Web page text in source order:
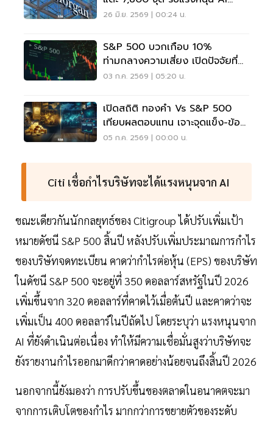
จับตาเฟดกดดันตลาด
26 มิ.ย. 2569 | 00:24 น.
S&P 500 บวกเกือบ 10%
ท่ามกลางความเสี่ยง เปิดปัจจัยที่
ตลาดจับตา
03 ก.ค. 2569 | 05:20 น.
เปิดสถิติ ทองคำ Vs S&P 500
เทียบผลตอบแทน เจาะจุดแข็ง-ข้อ
จำกัด
05 ก.ค. 2569 | 00:00 น.
Citi เชื่อกำไรบริษัทจะได้แรงหนุนจาก AI
ขณะเดียวกันนักกลยุทธ์ของ Citigroup ได้ปรับเพิ่มเป้า
หมายดัชนี S&P 500 สิ้นปี หลังปรับเพิ่มประมาณการกำไร
ของบริษัทจดทะเบียน คาดว่ากำไรต่อหุ้น (EPS) ของบริษัท
ในดัชนี S&P 500 จะอยู่ที่ 350 ดอลลาร์สหรัฐในปี 2026
เพิ่มขึ้นจาก 320 ดอลลาร์ที่คาดไว้เมื่อต้นปี และคาดว่าจะ
เพิ่มเป็น 400 ดอลลาร์ในปีถัดไป โดยระบุว่า แรงหนุนจาก
AI ที่ยังดำเนินต่อเนื่อง ทำให้มีความเชื่อมั่นสูงว่าบริษัทจะ
ยังรายงานกำไรออกมาดีกว่าคาดอย่างน้อยจนถึงสิ้นปี 2026
นอกจากนี้ยังมองว่า การปรับขึ้นของตลาดในอนาคตจะมา
จากการเติบโตของกำไร มากกว่าการขยายตัวของระดับ